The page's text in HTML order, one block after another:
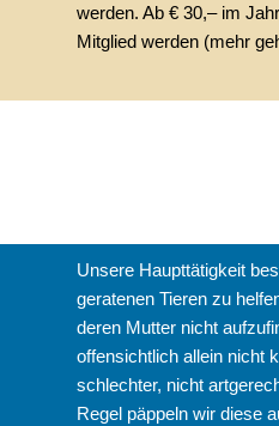
werden. Ab € 30,– im
Mitglied werden (mehr
Unsere Haupttätigkeit
geratenen Tieren zu
deren Mutter nicht
offensichtlich allein nicht
schlechter, nicht
Regel päppeln wir diese